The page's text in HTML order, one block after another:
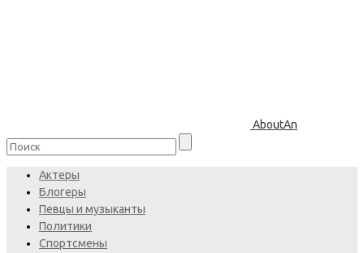
AboutAn
Актеры
Блогеры
Певцы и музыканты
Политики
Спортсмены